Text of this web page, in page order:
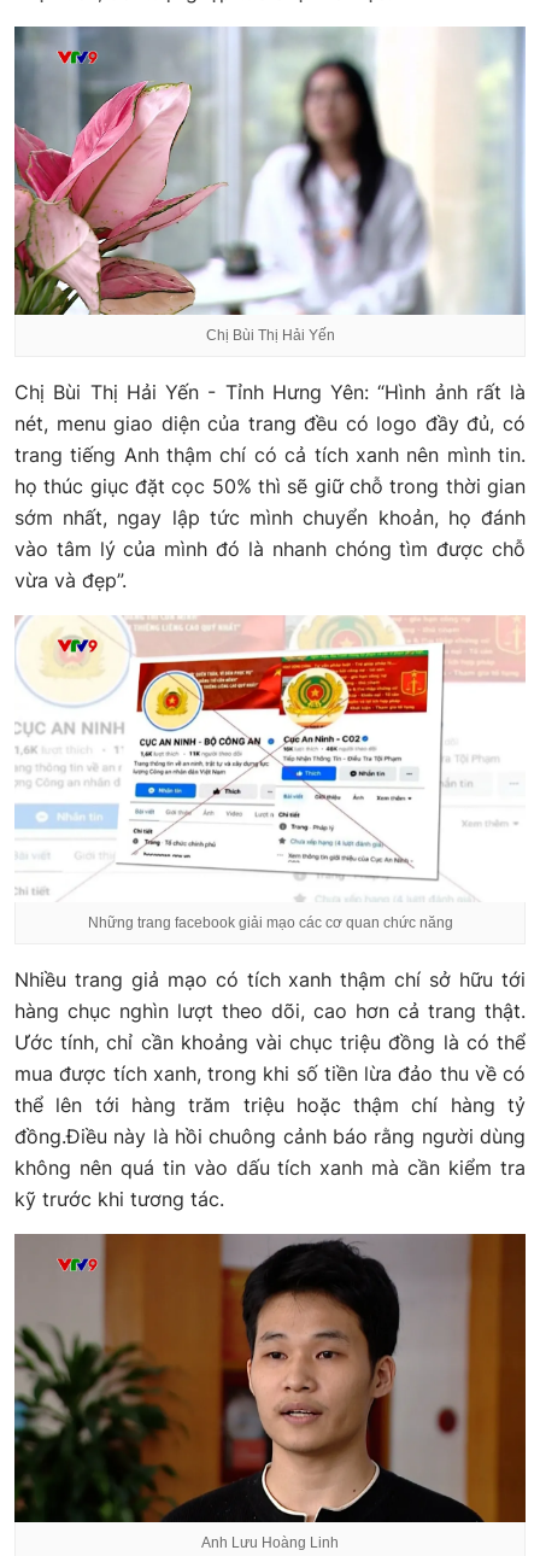
Chị Bùi Thị Hải Yến
Chị Bùi Thị Hải Yến - Tỉnh Hưng Yên: “Hình ảnh rất là
nét, menu giao diện của trang đều có logo đầy đủ, có
trang tiếng Anh thậm chí có cả tích xanh nên mình tin.
họ thúc giục đặt cọc 50% thì sẽ giữ chỗ trong thời gian
sớm nhất, ngay lập tức mình chuyển khoản, họ đánh
vào tâm lý của mình đó là nhanh chóng tìm được chỗ
vừa và đẹp”.
Những trang facebook giải mạo các cơ quan chức năng
Nhiều trang giả mạo có tích xanh thậm chí sở hữu tới
hàng chục nghìn lượt theo dõi, cao hơn cả trang thật.
Ước tính, chỉ cần khoảng vài chục triệu đồng là có thể
mua được tích xanh, trong khi số tiền lừa đảo thu về có
thể lên tới hàng trăm triệu hoặc thậm chí hàng tỷ
đồng.Điều này là hồi chuông cảnh báo rằng người dùng
không nên quá tin vào dấu tích xanh mà cần kiểm tra
kỹ trước khi tương tác.
Anh Lưu Hoàng Linh